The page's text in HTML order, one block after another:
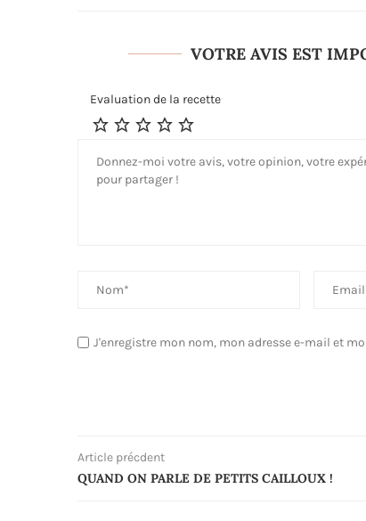
VOTRE AVIS EST
Evaluation de la recette
J'enregistre mon nom, mon adresse e-mail et
Article précdent
QUAND ON PARLE DE PETITS CAILLOUX !